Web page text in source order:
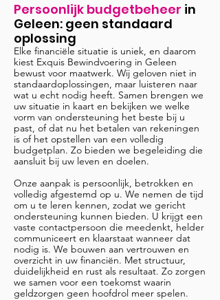
Persoonlijk budgetbeheer in
Geleen: geen standaard
oplossing
Elke financiële situatie is uniek, en daarom
kiest Exquis Bewindvoering in Geleen
bewust voor maatwerk. Wij geloven niet in
standaardoplossingen, maar luisteren naar
wat u echt nodig heeft. Samen brengen we
uw situatie in kaart en bekijken we welke
vorm van ondersteuning het beste bij u
past, of dat nu het betalen van rekeningen
is of het opstellen van een volledig
budgetplan. Zo bieden we begeleiding die
aansluit bij uw leven en doelen.
Onze aanpak is persoonlijk, betrokken en
volledig afgestemd op u. We nemen de tijd
om u te leren kennen, zodat we gericht
ondersteuning kunnen bieden. U krijgt een
vaste contactpersoon die meedenkt, helder
communiceert en klaarstaat wanneer dat
nodig is. We bouwen aan vertrouwen en
overzicht in uw financiën. Met structuur,
duidelijkheid en rust als resultaat. Zo zorgen
we samen voor een toekomst waarin
geldzorgen geen hoofdrol meer spelen.